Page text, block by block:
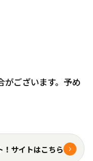
ございます。予め
！サイトはこちら